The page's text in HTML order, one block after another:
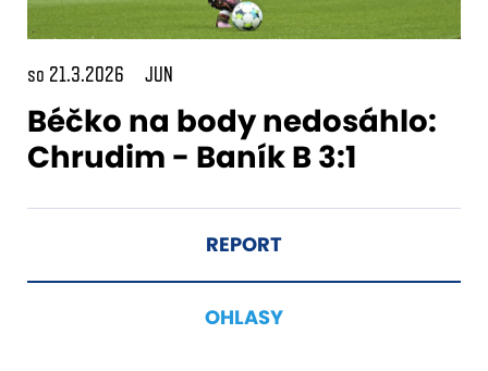
so 21.3.2026 JUN
Béčko na body nedosáhlo:
Chrudim - Baník B 3:1
REPORT
OHLASY